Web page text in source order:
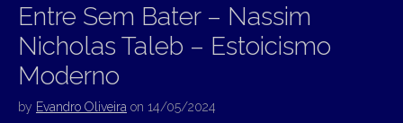
Entre Sem Bater – Nassim
Nicholas Taleb – Estoicismo
Moderno
by Evandro Oliveira on 14/05/2024